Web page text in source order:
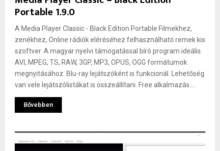
Portable 1.9.0
A Media Player Classic - Black Edition Portable Filmekhez,
zenékhez, Online rádiók eléréséhez felhasználható remek kis
szoftver. A magyar nyelvi támogatással bíró program ideális
AVI, MPEG, TS, RAW, 3GP, MP3, OPUS, OGG formátumok
megnyitásához. Blu-ray lejátszóként is funkcionál. Lehetőség
van vele lejátszólistákat is összeállítani. Free alkalmazás....
Bővebben